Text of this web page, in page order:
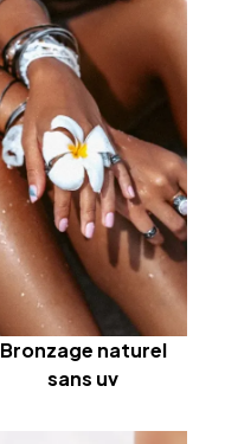
Bronzage naturel
sans uv